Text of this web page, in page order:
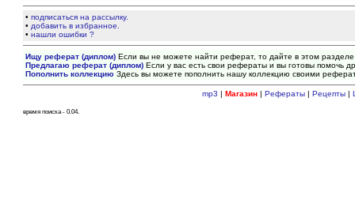
•подписаться на рассылку.
• добавить в избранное.
•нашли ошибки ?
Ищу реферат (диплом) Если вы не можете найти реферат, то дайте в этом
Предлагаю реферат (диплом) Если у вас есть свои рефераты и вы готовы помочь
Пополнить коллекцию Здесь вы можете пополнить нашу коллекцию своими
mp3 | Магазин| Рефераты| Рецепты|
время поиска - 0.04.